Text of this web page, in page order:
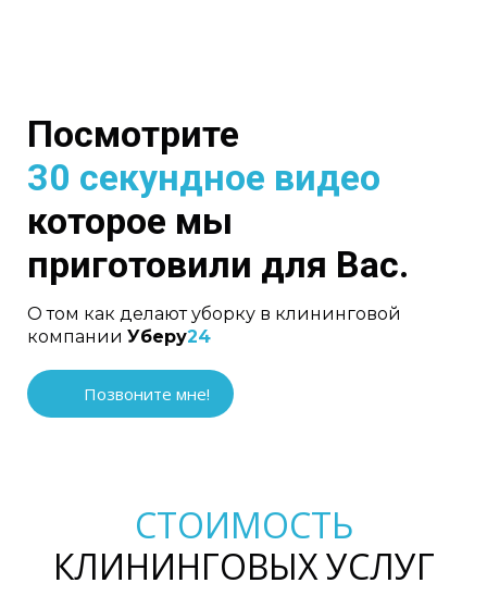
Посмотрите
30 секундное видео
которое мы
приготовили для Вас.
О том как делают уборку в клининговой
компании Уберу24
Позвоните мне!
СТОИМОСТЬ
КЛИНИНГОВЫХ УСЛУГ